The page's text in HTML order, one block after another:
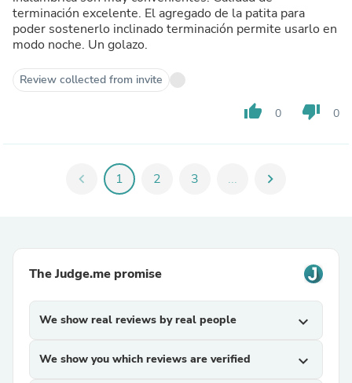
terminación excelente. El agregado de la patita para
poder sostenerlo inclinado terminación permite usarlo en
modo noche. Un golazo.
Review collected from invite
thumb_up 0 thumb_down 0
chevron_left 1 2 3 ... chevron_right
The Judge.me promise
We show real reviews by real people expand_more
We show you which reviews are verified expand_more